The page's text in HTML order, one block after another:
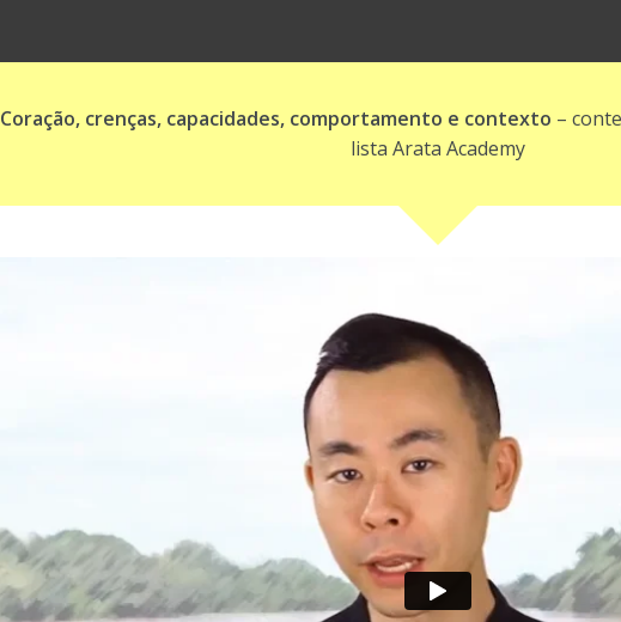
Coração, crenças, capacidades, comportamento e contexto –
lista Arata Academy